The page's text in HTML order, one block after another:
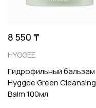
8 550 ₸
HYGGEE
Гидрофильный бальзам
Hyggee Green Cleansing
Balm 100мл